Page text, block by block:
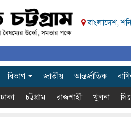
বাংলাদেশ,
বিভাগ জাতীয় আন্তর্জাতিক
ঢাকা চট্টগ্রাম রাজশাহী খুলনা